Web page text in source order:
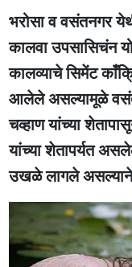
भरोसा व वसंतनगर
कालवा उपसासिचंन
कालव्याचे सिमेंट
आलेले असल्यामूळे
चव्हाण यांच्या
यांच्या शेतापर्यत
उखळे लागले